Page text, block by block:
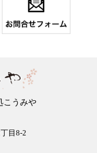
こうみや
目8-2